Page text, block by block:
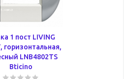
1 пост LIVING
горизонтальная,
LNB4802TS
Bticino